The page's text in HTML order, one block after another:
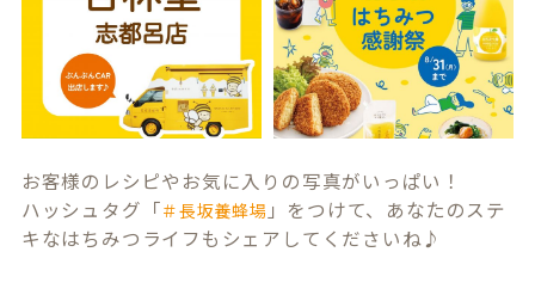
お客様のレシピやお気に入りの写真がいっぱい！
ハッシュタグ「＃長坂養蜂場 」をつけて、あなたのステ
キなはちみつライフもシェアしてくださいね♪